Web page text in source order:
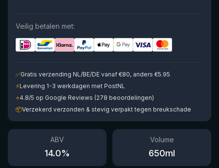
Veilig betalen met:
✅Gratis verzending NL/BE/DE vanaf €80, anders €5.95
⚡Levering 1-3 werkdagen met PostNL
⭐4.8/5 op Google Reviews (278 beoordelingen)
📦Verzekerd verzonden & stevig verpakt tegen breukschade
ABV
14.0%
Volume
650ml